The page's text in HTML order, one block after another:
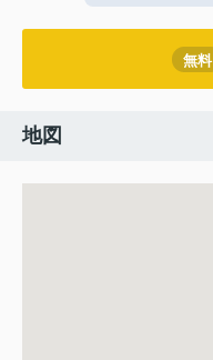
無料
地図